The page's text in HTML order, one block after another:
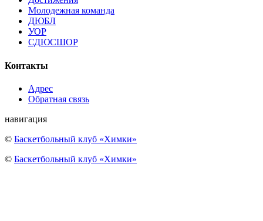
Молодежная команда
ДЮБЛ
УОР
СДЮСШОР
Контакты
Адрес
Обратная связь
навигация
© Баскетбольный клуб «Химки»
© Баскетбольный клуб «Химки»